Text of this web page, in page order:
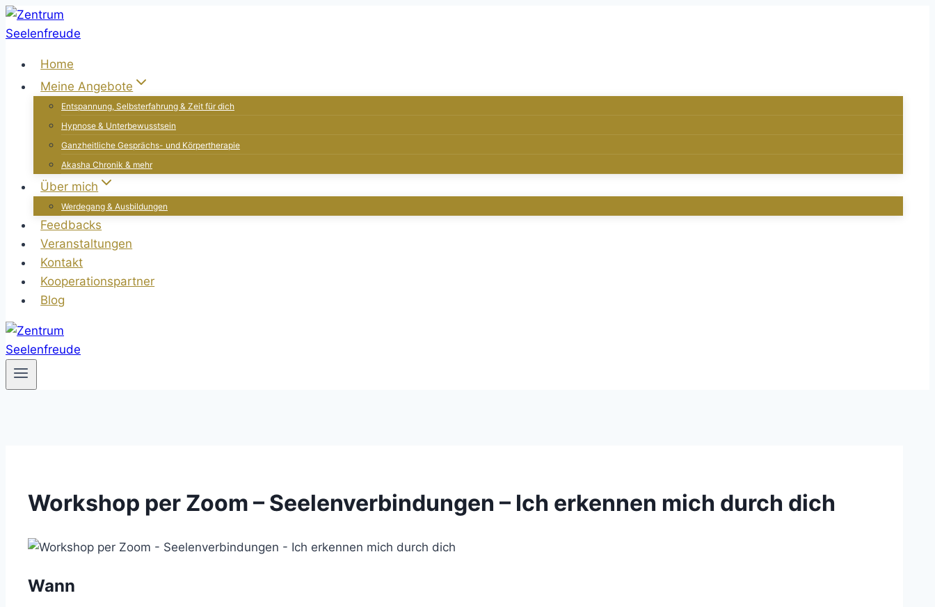
Zum
Inhalt
Home
Meine Angebote
Entspannung, Selbsterfahrung & Zeit für dich
Hypnose & Unterbewusstsein
Ganzheitliche Gesprächs- und Körpertherapie
Akasha Chronik & mehr
Über mich
Werdegang & Ausbildungen
Feedbacks
Veranstaltungen
Kontakt
Kooperationspartner
Blog
Workshop per Zoom – Seelenverbindungen – Ich erkennen mich durch dich
Wann